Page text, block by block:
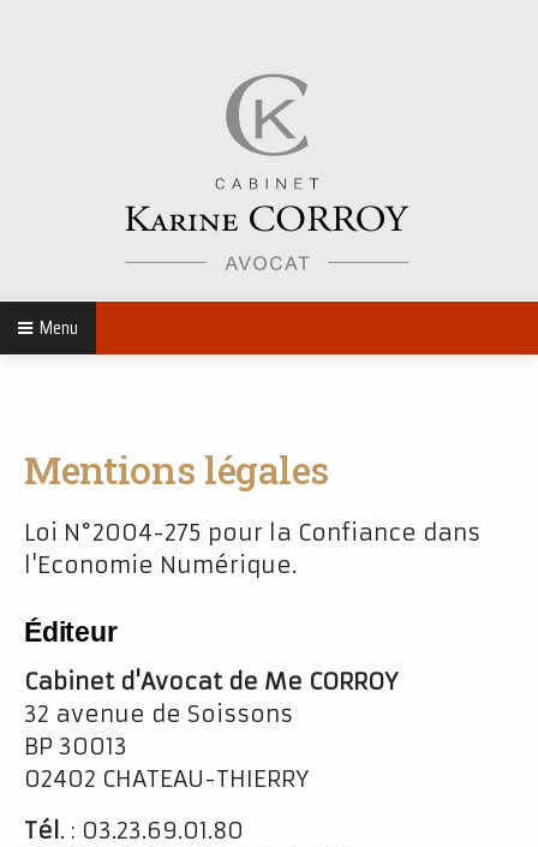
Menu
Mentions légales
Loi N°2004-275 pour la Confiance dans
l'Economie Numérique.
Éditeur
Cabinet d'Avocat de Me CORROY
32 avenue de Soissons
BP 30013
02402 CHATEAU-THIERRY
Tél . : 03.23.69.01.80